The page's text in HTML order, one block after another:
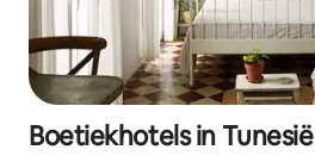
Boetiekhotels in Tunesië